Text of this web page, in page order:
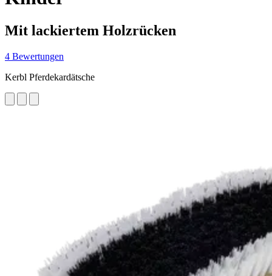
Mit lackiertem Holzrücken
4 Bewertungen
Kerbl Pferdekardätsche